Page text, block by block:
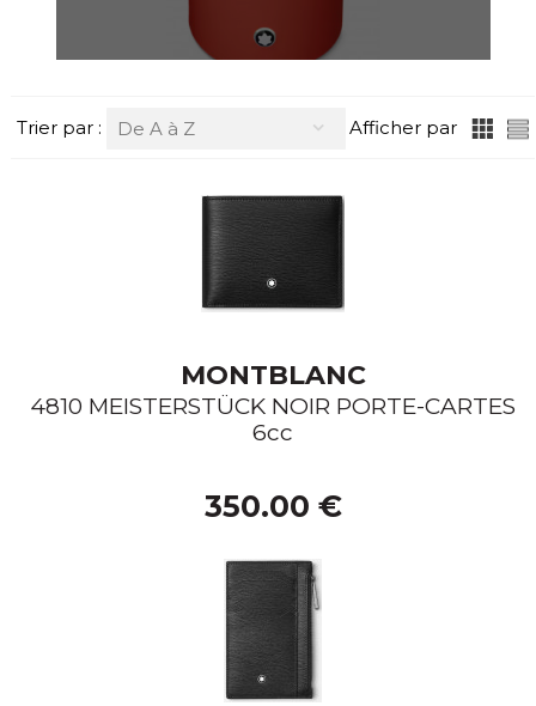
Afficher par
Trier par : De A à Z
MONTBLANC
4810 MEISTERSTÜCK NOIR PORTE-CARTES
6cc
350.00 €